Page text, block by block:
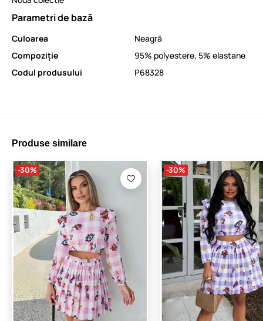
Parametri de bază
Culoarea
Neagră
Compoziție
95% polyestere, 5% elastane
Codul produsului
P68328
Produse similare
-30% -30%